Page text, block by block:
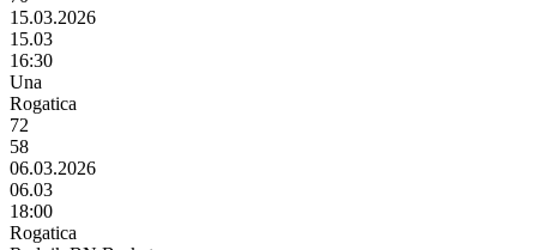
15.03.2026
15.03
16:30
Una
Rogatica
72
58
06.03.2026
06.03
18:00
Rogatica